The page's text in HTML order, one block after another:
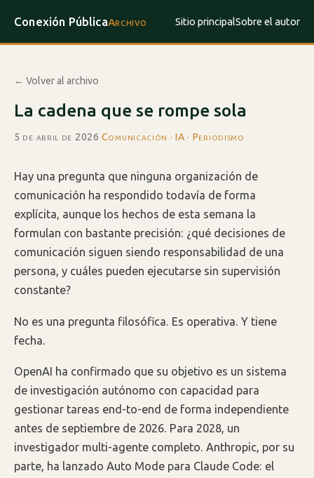
Conexión PúblicaArchivo Sitio principalSobre el autor
← Volver al archivo
La cadena que se rompe sola
5 de abril de 2026·Comunicación · IA · Periodismo
Hay una pregunta que ninguna organización de
comunicación ha respondido todavía de forma
explícita, aunque los hechos de esta semana la
formulan con bastante precisión: ¿qué decisiones de
comunicación siguen siendo responsabilidad de una
persona, y cuáles pueden ejecutarse sin supervisión
constante?
No es una pregunta filosófica. Es operativa. Y tiene
fecha.
OpenAI ha confirmado que su objetivo es un sistema
de investigación autónomo con capacidad para
gestionar tareas end-to-end de forma independiente
antes de septiembre de 2026. Para 2028, un
investigador multi-agente completo. Anthropic, por su
parte, ha lanzado Auto Mode para Claude Code: el